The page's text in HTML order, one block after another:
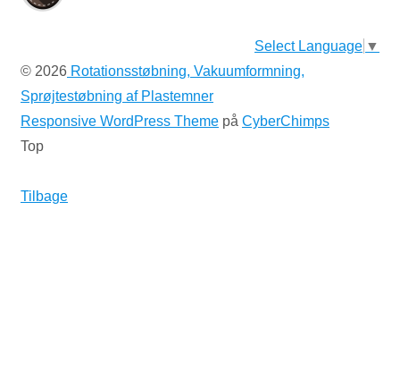
Select Language ▼
© 2026 Rotationsstøbning, Vakuumformning,
Sprøjtestøbning af Plastemner
Responsive WordPress Theme på CyberChimps
Top
Tilbage